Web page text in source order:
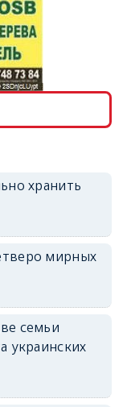
erid: 2SDnjcLUypt
erid: 2SDnjdPjgYS
хранить
мирных
семьи
украинских